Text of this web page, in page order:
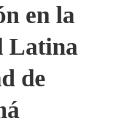
en la
Latina
de